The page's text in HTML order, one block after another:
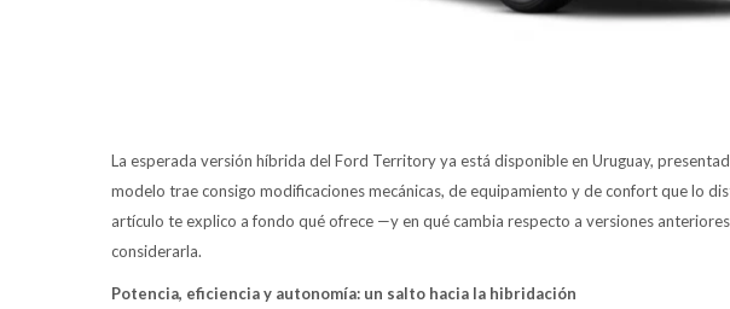
La esperada versión híbrida del Ford Territory ya está disponible en Uruguay,
modelo trae consigo modificaciones mecánicas, de equipamiento y de confort que lo
artículo te explico a fondo qué ofrece —y en qué cambia respecto a versiones
considerarla.
Potencia, eficiencia y autonomía: un salto hacia la hibridación